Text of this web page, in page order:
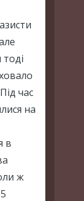
час
на
в
ж